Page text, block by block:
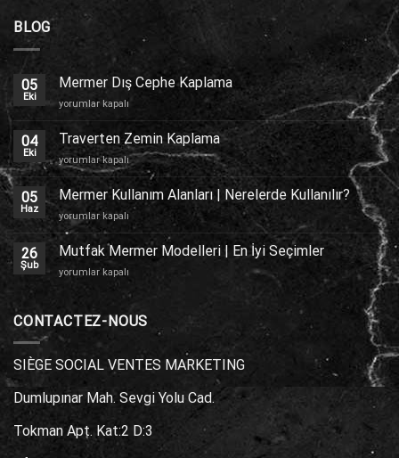
BLOG
05
Eki
Mermer Dış Cephe Kaplama
Mermer
Dış
Cephe
Kaplama
için
yorumlar kapalı
04
Eki
Traverten Zemin Kaplama
Traverten
Zemin
Kaplama
için
yorumlar kapalı
05
Haz
Mermer Kullanım Alanları | Nerelerde Kullanılır?
Mermer
Kullanım
Alanları
Nerelerde
yorumlar kapalı
26
Şub
Mutfak Mermer Modelleri | En İyi Seçimler
Mutfak
Mermer
|
Seçimler
yorumlar kapalı
CONTACTEZ-NOUS
SIÈGE SOCIAL VENTES MARKETING
Dumlupınar Mah. Sevgi Yolu Cad.
Tokman Apt. Kat:2 D:3